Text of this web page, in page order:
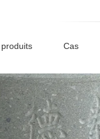
produits Cas